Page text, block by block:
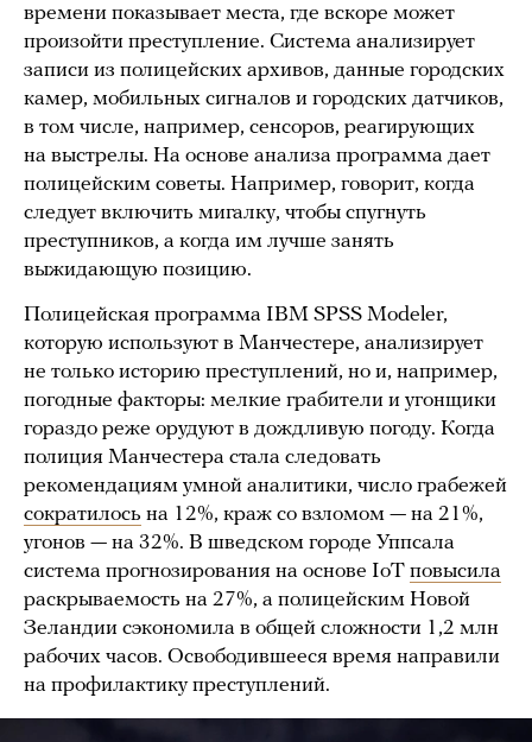
времени показывает места, где вскоре может
произойти преступление. Система анализирует
записи из полицейских архивов, данные городских
камер, мобильных сигналов и городских датчиков,
в том числе, например, сенсоров, реагирующих
на выстрелы. На основе анализа программа дает
полицейским советы. Например, говорит, когда
следует включить мигалку, чтобы спугнуть
преступников, а когда им лучше занять
выжидающую позицию.
Полицейская программа IBM SPSS Modeler,
которую используют в Манчестере, анализирует
не только историю преступлений, но и, например,
погодные факторы: мелкие грабители и угонщики
гораздо реже орудуют в дождливую погоду. Когда
полиция Манчестера стала следовать
рекомендациям умной аналитики, число грабежей
сократилось на 12%, краж со взломом — на 21%,
угонов — на 32%. В шведском городе Уппсала
система прогнозирования на основе IoT повысила
раскрываемость на 27%, а полицейским Новой
Зеландии сэкономила в общей сложности 1,2 млн
рабочих часов. Освободившееся время направили
на профилактику преступлений.